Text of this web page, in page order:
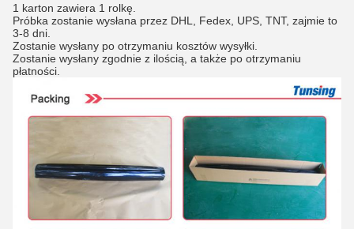
1 karton zawiera 1 rolkę.
Próbka zostanie wysłana przez DHL, Fedex, UPS, TNT, zajmie to
3-8 dni.
Zostanie wysłany po otrzymaniu kosztów wysyłki.
Zostanie wysłany zgodnie z ilością, a także po otrzymaniu
płatności.